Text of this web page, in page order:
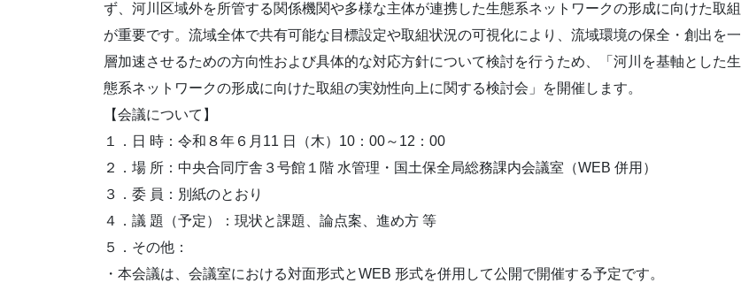
ず、河川区域外を所管する関係機関や多様な主体が連携した生態系ネットワークの形成に向けた取組
が重要です。流域全体で共有可能な目標設定や取組状況の可視化により、流域環境の保全・創出を一
層加速させるための方向性および具体的な対応方針について検討を行うため、「河川を基軸とした生
態系ネットワークの形成に向けた取組の実効性向上に関する検討会」を開催します。
【会議について】
１．日 時：令和８年６月11 日（木）10：00～12：00
２．場 所：中央合同庁舎３号館１階 水管理・国土保全局総務課内会議室（WEB 併用）
３．委 員：別紙のとおり
４．議 題（予定）：現状と課題、論点案、進め方 等
５．その他：
・本会議は、会議室における対面形式とWEB 形式を併用して公開で開催する予定です。